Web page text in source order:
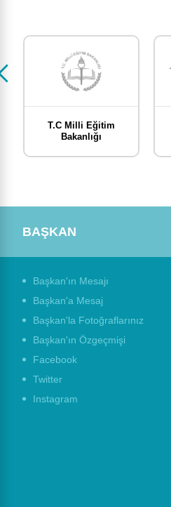
T.C Milli Eğitim
Bakanlığı
BAŞKAN
Başkan'ın Mesajı
Başkan'a Mesaj
Başkan'la Fotoğraflarınız
Başkan'ın Özgeçmişi
Facebook
Twitter
Instagram